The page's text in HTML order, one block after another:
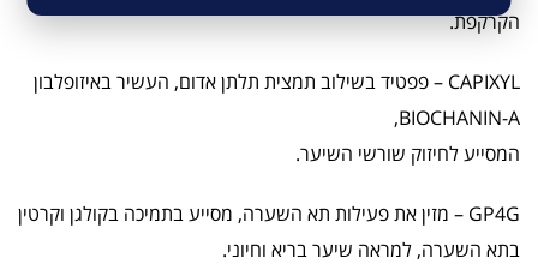
הקרקפת.
CAPIXYL – פפטיד בשילוב תמצית תלתן אדום, העשיר באיזופלבון
BIOCHANIN-A,
המסייע לחיזוק שורשי השיער.
GP4G – מזין את פעילות תא השערה, מסייע בתמיכה בקולגן וקרטין
בתא השערה, למראה שיער בריא וחיוני.